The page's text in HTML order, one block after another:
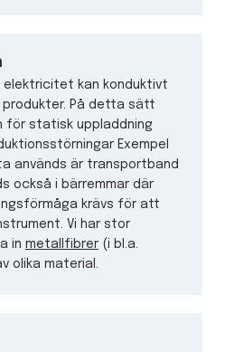
elektricitet kan konduktivt
produkter. På detta sätt
för statisk uppladdning
Exempel
används är transportband
också i bärremmar där
krävs för att
Vi har stor
in metallfibrer (i bl.a.
olika material.